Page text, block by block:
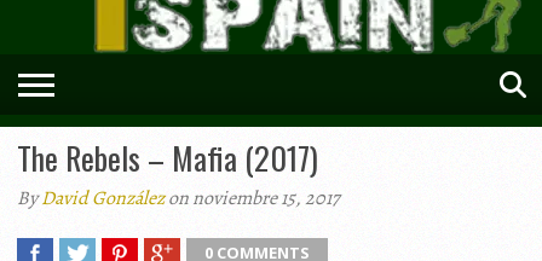
The Rebels – Mafia (2017)
ByDavid Gonzálezon noviembre 15, 2017
0 COMMENTS